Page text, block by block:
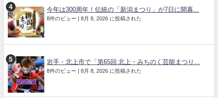
今年は300周年！伝統の「新潟まつり」が7日に開幕...
8件のビュー | 8月 8, 2026 に投稿された
岩手・北上市で「第65回 北上・みちのく芸能まつり...
8件のビュー | 8月 8, 2026 に投稿された